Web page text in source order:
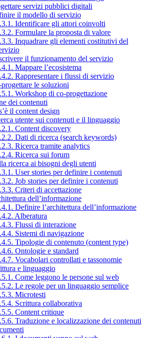
servizi pubblici digitali
il modello di servizio
Identificare gli attori coinvolti
Formulare la proposta di valore
Inquadrare gli elementi costitutivi del
il funzionamento del servizio
Mappare l’ecosistema
Rappresentare i flussi di servizio
le soluzioni
Workshop di co-progettazione
dei contenuti
il content design
utente sui contenuti e il linguaggio
Content discovery
Dati di ricerca (search keywords)
Ricerca tramite analytics
Ricerca sui forum
ricerca ai bisogni degli utenti
User stories per definire i contenuti
Job stories per definire i contenuti
Criteri di accettazione
dell’informazione
Definire l’architettura dell’informazione
Alberatura
Flussi di interazione
Sistemi di navigazione
Tipologie di contenuto (content type)
Ontologie e standard
Vocabolari controllati e tassonomie
e linguaggio
Come leggono le persone sul web
Le regole per un linguaggio semplice
Microtesti
Scrittura collaborativa
Content critique
Traduzione e localizzazione dei contenuti